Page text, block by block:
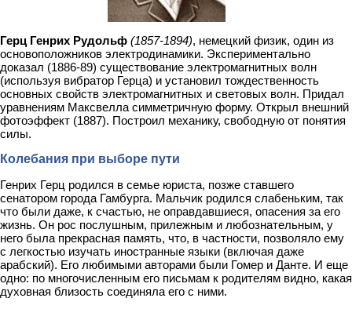
Герц Генрих Рудольф (1857-1894), немецкий физик, один из
основоположников электродинамики. Экспериментально
доказал (1886-89) существование электромагнитных волн
(используя вибратор Герца) и установил тождественность
основных свойств электромагнитных и световых волн. Придал
уравнениям Максвелла симметричную форму. Открыл внешний
фотоэффект (1887). Построил механику, свободную от понятия
силы.
Колебания при выборе пути
Генрих Герц родился в семье юриста, позже ставшего
сенатором города Гамбурга. Мальчик родился слабеньким, так
что были даже, к счастью, не оправдавшиеся, опасения за его
жизнь. Он рос послушным, прилежным и любознательным, у
него была прекрасная память, что, в частности, позволяло ему
с легкостью изучать иностранные языки (включая даже
арабский). Его любимыми авторами были Гомер и Данте. И еще
одно: по многочисленным его письмам к родителям видно, какая
духовная близость соединяла его с ними.